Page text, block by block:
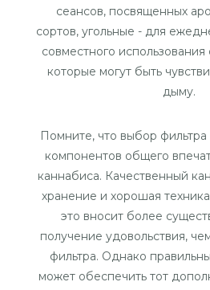
сеансов, посвященных
сортов, угольные - для
совместного
которые могут быть
дыму.
Помните, что выбор
компонентов общего
каннабиса. Качественный
хранение и хорошая
это вносит более
получение удовольствия,
фильтра. Однако
может обеспечить тот